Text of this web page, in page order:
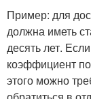
Пример: для
должна иметь
десять лет.
коэффициент
этого можно